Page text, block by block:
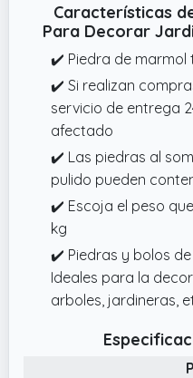
Características
Para Decorar
✔️ Piedra de marmol
✔️ Si realizan
servicio de entrega
afectado
✔️ Las piedras al
pulido pueden
✔️ Escoja el peso
kg
✔️ Piedras y bolos
Ideales para la
arboles, jardineras,